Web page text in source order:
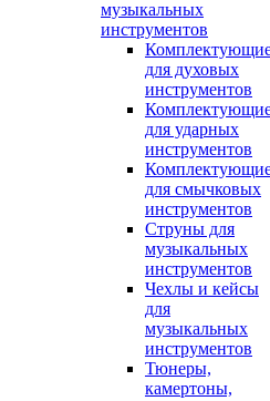
музыкальных
инструментов
для духовых
инструментов
для ударных
инструментов
для смычковых
инструментов
Струны для
музыкальных
инструментов
Чехлы и кейсы
для
музыкальных
инструментов
Тюнеры,
камертоны,